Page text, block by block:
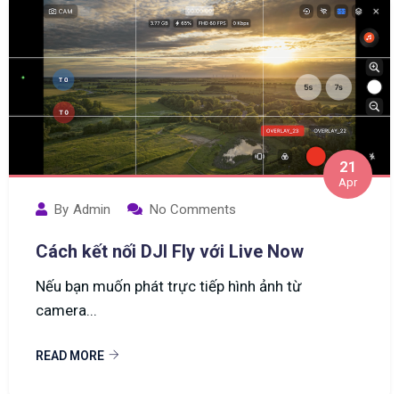
21
Apr
By Admin No Comments
Cách kết nối DJI Fly với Live Now
Nếu bạn muốn phát trực tiếp hình ảnh từ
camera...
READ MORE